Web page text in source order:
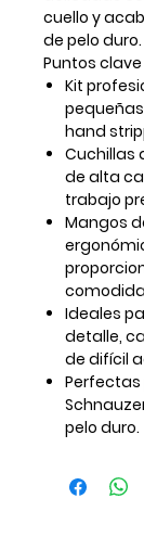
cuello y
de pelo duro.
Puntos
Kit
pequeñas
hand
Cuchillas
de alta
trabajo
Mangos
Ideales
detalle,
de difícil
Perfectas
pelo duro.